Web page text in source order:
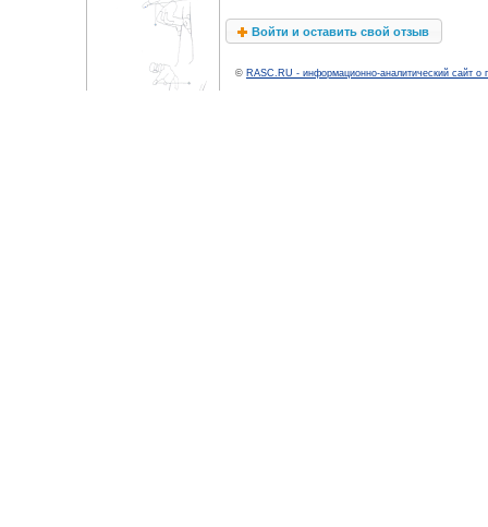
Войти и оставить свой отзыв
© RASC.RU - информационно-аналитический сайт о